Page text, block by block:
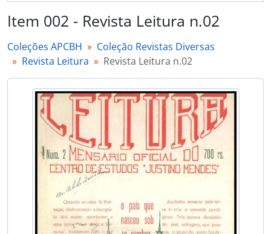
Item 002 - Revista Leitura n.02
Coleções APCBH
Coleção Revistas Diversas
Revista Leitura
Revista Leitura n.02